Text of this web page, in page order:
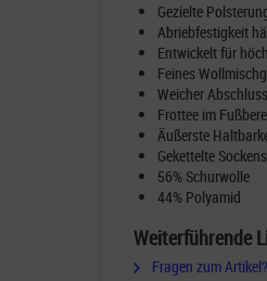
Gezielte
Abriebfestigkeit
Entwickelt für
Feines
Weicher
Frottee im
Äußerste
Gekettelte
56% Schurwolle
44% Polyamid
Weiterführende
Fragen zum Artikel?